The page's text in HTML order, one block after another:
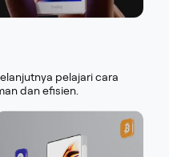
pelajari cara
dan efisien.